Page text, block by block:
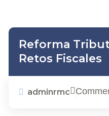
Reforma
Retos Fiscales
adminrmc